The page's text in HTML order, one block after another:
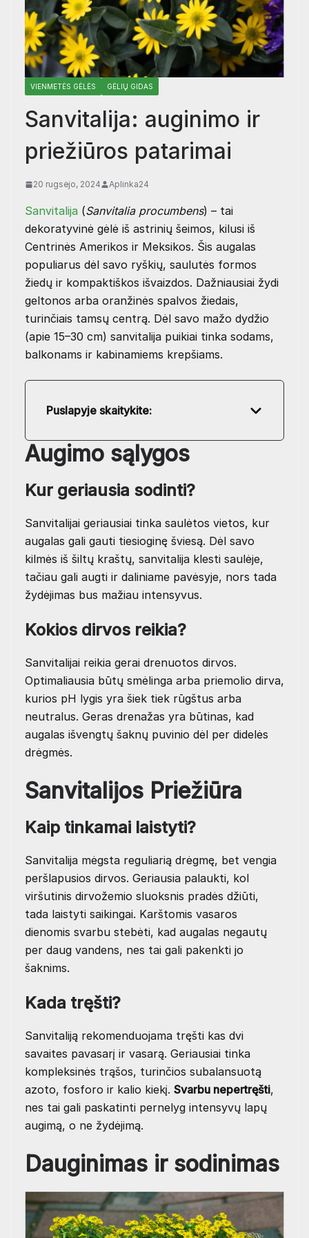
VIENMETĖS GĖLĖS GĖLIŲ GIDAS
Sanvitalija: auginimo ir
priežiūros patarimai
20 rugsėjo, 2024 Aplinka24
Sanvitalija (Sanvitalia procumbens) – tai
dekoratyvinė gėlė iš astrinių šeimos, kilusi iš
Centrinės Amerikos ir Meksikos. Šis augalas
populiarus dėl savo ryškių, saulutės formos
žiedų ir kompaktiškos išvaizdos. Dažniausiai žydi
geltonos arba oranžinės spalvos žiedais,
turinčiais tamsų centrą. Dėl savo mažo dydžio
(apie 15–30 cm) sanvitalija puikiai tinka sodams,
balkonams ir kabinamiems krepšiams.
Puslapyje skaitykite:
Augimo sąlygos
Kur geriausia sodinti?
Sanvitalijai geriausiai tinka saulėtos vietos, kur
augalas gali gauti tiesioginę šviesą. Dėl savo
kilmės iš šiltų kraštų, sanvitalija klesti saulėje,
tačiau gali augti ir daliniame pavėsyje, nors tada
žydėjimas bus mažiau intensyvus.
Kokios dirvos reikia?
Sanvitalijai reikia gerai drenuotos dirvos.
Optimaliausia būtų smėlinga arba priemolio dirva,
kurios pH lygis yra šiek tiek rūgštus arba
neutralus. Geras drenažas yra būtinas, kad
augalas išvengtų šaknų puvinio dėl per didelės
drėgmės.
Sanvitalijos Priežiūra
Kaip tinkamai laistyti?
Sanvitalija mėgsta reguliarią drėgmę, bet vengia
peršlapusios dirvos. Geriausia palaukti, kol
viršutinis dirvožemio sluoksnis pradės džiūti,
tada laistyti saikingai. Karštomis vasaros
dienomis svarbu stebėti, kad augalas negautų
per daug vandens, nes tai gali pakenkti jo
šaknims.
Kada tręšti?
Sanvitaliją rekomenduojama tręšti kas dvi
savaites pavasarį ir vasarą. Geriausiai tinka
kompleksinės trąšos, turinčios subalansuotą
azoto, fosforo ir kalio kiekį. Svarbu nepertręšti,
nes tai gali paskatinti pernelyg intensyvų lapų
augimą, o ne žydėjimą.
Dauginimas ir sodinimas